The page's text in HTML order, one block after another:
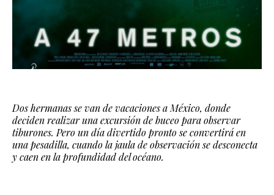
Dos hermanas se van de vacaciones a México, donde
deciden realizar una excursión de buceo para observar
tiburones. Pero un día divertido pronto se convertirá en
una pesadilla, cuando la jaula de observación se desconecta
y caen en la profundidad del océano.